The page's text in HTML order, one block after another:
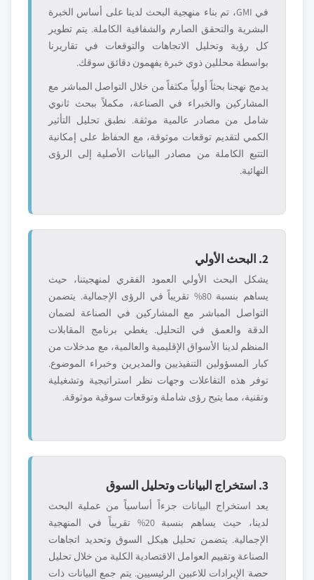
في GMI، تم بناء منهجية البحث لدينا على أساس الخبرة
البشرية والتحقق الصارم والشفافية الكاملة. يتم تطوير
كل رؤية وتحليل الاتجاهات والتوقعات في تقاريرنا
بواسطة محللين ذوي خبرة يفهمون دقائق سوقك.
يدمج نهجنا بحثاً أولياً مكثفاً من خلال التواصل المباشر مع
المشاركين والخبراء في الصناعة، مكملاً ببحث ثانوي
شامل من مصادر عالمية موثقة. نطبق تحليل التأثير
الكمي لتقديم توقعات موثوقة، مع الحفاظ على إمكانية
التتبع الكاملة من مصادر البيانات الأصلية إلى الرؤى
النهائية.
2. البحث الأولي
يشكل البحث الأولي العمود الفقري لمنهجيتنا، حيث
يساهم بنسبة 80% تقريباً في الرؤى الإجمالية. يتضمن
التواصل المباشر مع المشاركين في الصناعة لضمان
الدقة والعمق في التحليل. يغطي برنامج المقابلات
المنظم لدينا الأسواق الإقليمية والعالمية، مع مدخلات من
كبار المسؤولين التنفيذيين والمديرين وخبراء الموضوع.
توفر هذه التفاعلات وجهات نظر استراتيجية وتشغيلية
وتقنية، مما يتيح رؤى شاملة وتوقعات سوقية موثوقة.
3. استخراج البيانات وتحليل السوق
يعد استخراج البيانات جزءاً أساسياً من عملية البحث
لدينا، حيث يساهم بنسبة 20% تقريباً في المنهجية
الإجمالية. يتضمن تحليل هيكل السوق وتحديد اتجاهات
الصناعة وتقييم العوامل الاقتصادية الكلية من خلال تحليل
حصة الإيرادات للاعبين الرئيسيين. يتم جمع البيانات ذات